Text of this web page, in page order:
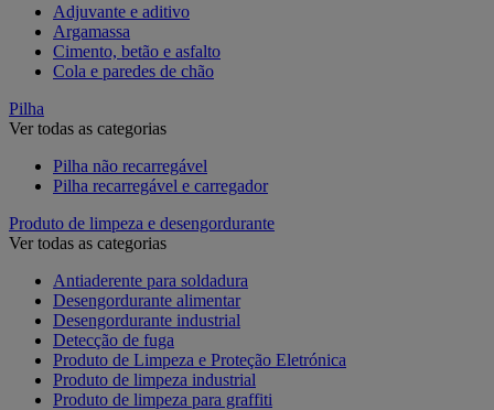
Adjuvante e aditivo
Argamassa
Cimento, betão e asfalto
Cola e paredes de chão
Pilha
Ver todas as categorias
Pilha não recarregável
Pilha recarregável e carregador
Produto de limpeza e desengordurante
Ver todas as categorias
Antiaderente para soldadura
Desengordurante alimentar
Desengordurante industrial
Detecção de fuga
Produto de Limpeza e Proteção Eletrónica
Produto de limpeza industrial
Produto de limpeza para graffiti